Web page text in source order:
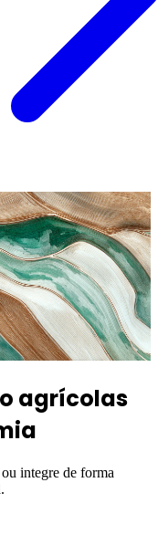
agrícolas
integre de forma